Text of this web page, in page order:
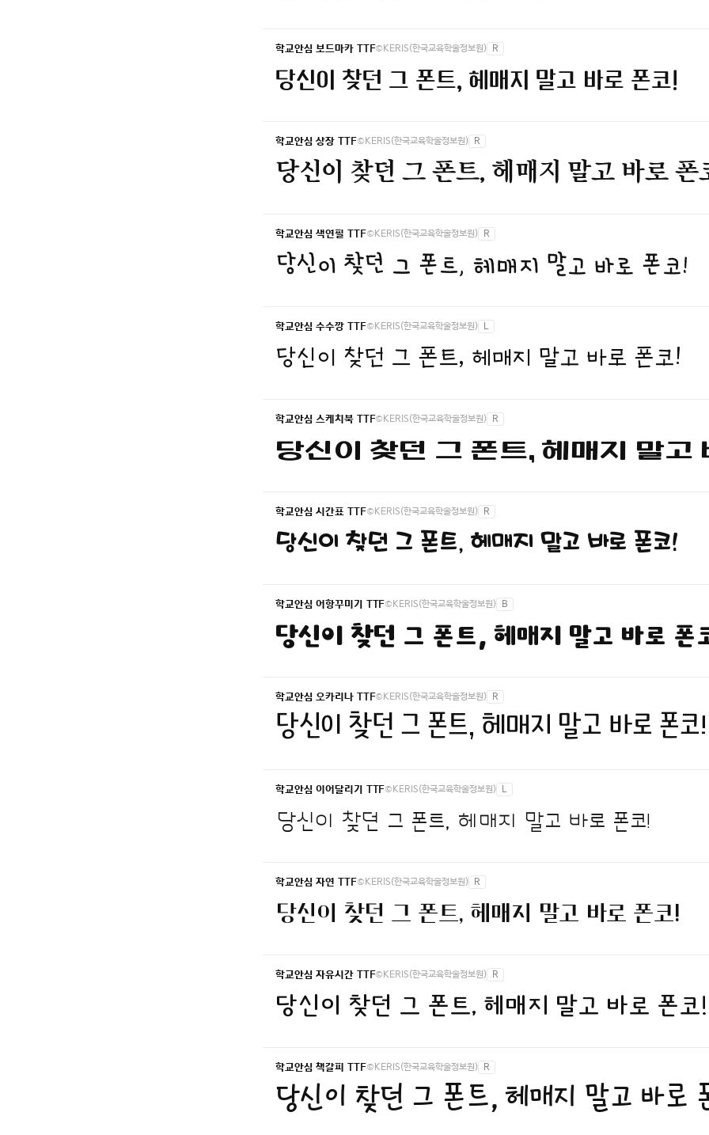
학교안심 보드마카 TTF©KERIS(한국교육학술정보원) R
당신이 찾던 그 폰트, 헤매지 말고 바로 폰코!
학교안심 상장 TTF©KERIS(한국교육학술정보원) R
당신이 찾던 그 폰트, 헤매지 말고 바로 폰
학교안심 색연필 TTF©KERIS(한국교육학술정보원) R
당신이 찾던 그 폰트, 헤매지 말고 바로 폰코!
학교안심 수수깡 TTF©KERIS(한국교육학술정보원) L
당신이 찾던 그 폰트, 헤매지 말고 바로 폰코!
학교안심 스케치북 TTF©KERIS(한국교육학술정보원) R
당신이 찾던 그 폰트, 헤매지 말고
학교안심 시간표 TTF©KERIS(한국교육학술정보원) R
당신이 찾던 그 폰트, 헤매지 말고 바로 폰코!
학교안심 어항꾸미기 TTF©KERIS(한국교육학술정보원) B
당신이 찾던 그 폰트, 헤매지 말고 바로 폰
학교안심 오카리나 TTF©KERIS(한국교육학술정보원) R
당신이 찾던 그 폰트, 헤매지 말고 바로 폰코!
학교안심 이어달리기 TTF©KERIS(한국교육학술정보원) L
당신이 찾던 그 폰트, 헤매지 말고 바로 폰코!
학교안심 자연 TTF©KERIS(한국교육학술정보원) R
당신이 찾던 그 폰트, 헤매지 말고 바로 폰코!
학교안심 자유시간 TTF©KERIS(한국교육학술정보원) R
당신이 찾던 그 폰트, 헤매지 말고 바로 폰코!
학교안심 책갈피 TTF©KERIS(한국교육학술정보원) R
당신이 찾던 그 폰트, 헤매지 말고 바로